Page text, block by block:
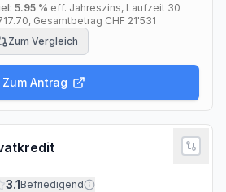
5.95 % eff. Jahreszins, Laufzeit 30
, Gesamtbetrag CHF 21'531
Zum Vergleich
Zum Antrag
3.1Befriedigend